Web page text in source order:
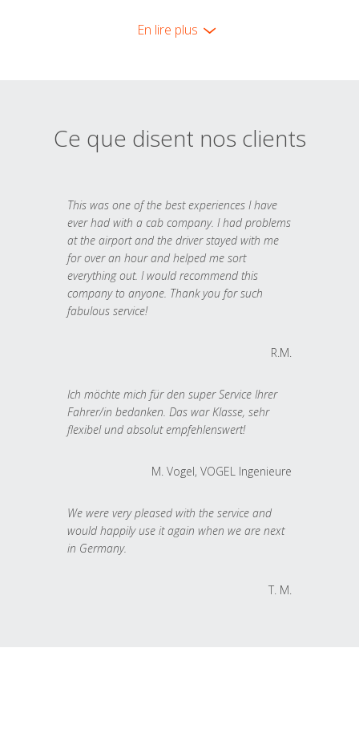
En lire plus
Ce que disent nos clients
This was one of the best experiences I have
ever had with a cab company. I had problems
at the airport and the driver stayed with me
for over an hour and helped me sort
everything out. I would recommend this
company to anyone. Thank you for such
fabulous service!
R.M.
Ich möchte mich für den super Service Ihrer
Fahrer/in bedanken. Das war Klasse, sehr
flexibel und absolut empfehlenswert!
M. Vogel, VOGEL Ingenieure
We were very pleased with the service and
would happily use it again when we are next
in Germany.
T. M.